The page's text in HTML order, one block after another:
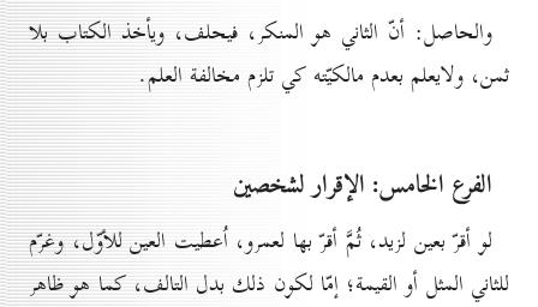
والحاصل: أنّ الثاني هو المنكر، فيحلف، ويأخذ الكتاب بلا
ثمن، ولايعلم بعدم مالكيّته كي تلزم مخالفة العلم.
الفرع الخامس: الإقرار لشخصين
لو أقرّ بعين لزيد، ثُمَّ أقرّ بها لعمرو، اُعطيت العين للأوّل، وغرّم
للثاني المثل أو القيمة؛ إمّا لكون ذلك بدل التالف، كما هو ظاهر